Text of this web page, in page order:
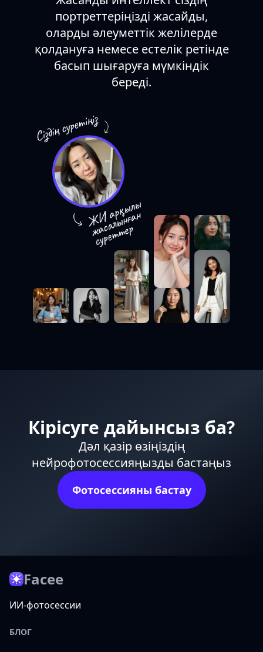
портреттеріңізді жасайды,
оларды әлеуметтік желілерде
қолдануға немесе естелік ретінде
басып шығаруға мүмкіндік
береді.
Кірісуге дайынсыз ба?
Дәл қазір өзіңіздің
нейрофотосессияңызды бастаңыз
Фотосессияны бастау
Facee
ИИ-фотосессии
БЛОГ